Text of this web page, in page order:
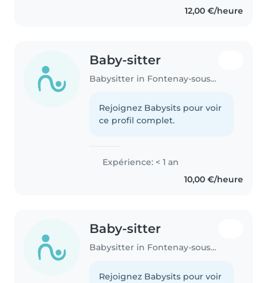
12,00 €/heure
Baby-sitter
Babysitter in Fontenay-sous-Bois
Rejoignez Babysits pour voir
ce profil complet.
Expérience: < 1 an
10,00 €/heure
Baby-sitter
Babysitter in Fontenay-sous-Bois
Rejoignez Babysits pour voir